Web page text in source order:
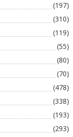
(197)
(310)
(119)
(55)
(80)
(70)
(478)
(338)
(193)
(293)